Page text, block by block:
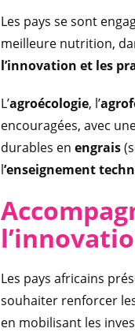
Les pays se sont
meilleure nutrition,
l’innovation et les
L’agroécologie, l’
encouragées, avec
durables en engrais
l’enseignement
Les pays africains
souhaiter renforcer
en mobilisant les